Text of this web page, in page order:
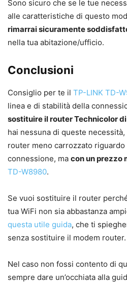
Sono sicuro che se le tue
alle caratteristiche di questo
rimarrai sicuramente
nella tua abitazione/ufficio.
Conclusioni
Consiglio per te il TP-LINK TD-
linea e di stabilità della
sostituire il router Technicolor
hai nessuna di queste
router meno carrozzato
connessione, ma con un prezzo
TD-W8980.
Se vuoi sostituire il router
tua WiFi non sia abbastanza
questa utile guida, che ti
senza sostituire il modem router.
Nel caso non fossi contento di
sempre dare un’occhiata alla